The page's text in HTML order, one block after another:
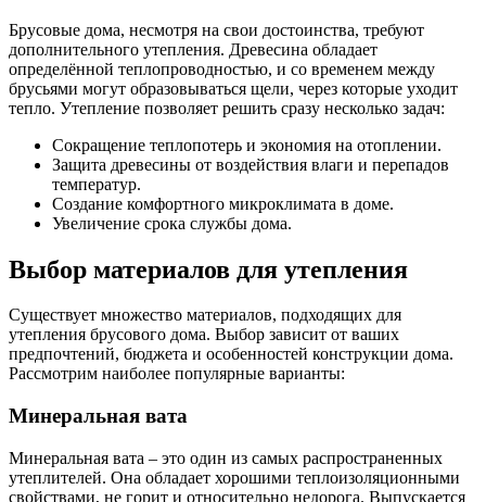
Брусовые дома, несмотря на свои достоинства, требуют
дополнительного утепления. Древесина обладает
определённой теплопроводностью, и со временем между
брусьями могут образовываться щели, через которые уходит
тепло. Утепление позволяет решить сразу несколько задач:
Сокращение теплопотерь и экономия на отоплении.
Защита древесины от воздействия влаги и перепадов
температур.
Создание комфортного микроклимата в доме.
Увеличение срока службы дома.
Выбор материалов для утепления
Существует множество материалов, подходящих для
утепления брусового дома. Выбор зависит от ваших
предпочтений, бюджета и особенностей конструкции дома.
Рассмотрим наиболее популярные варианты:
Минеральная вата
Минеральная вата – это один из самых распространенных
утеплителей. Она обладает хорошими теплоизоляционными
свойствами, не горит и относительно недорога. Выпускается